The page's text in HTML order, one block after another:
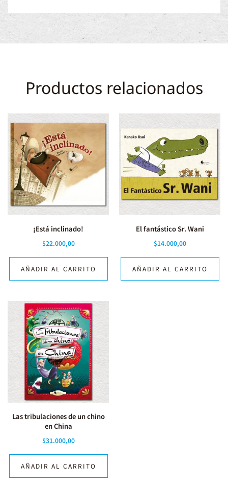
Productos relacionados
¡Está inclinado!
$22.000,00
AÑADIR AL CARRITO
El fantástico Sr. Wani
$14.000,00
AÑADIR AL CARRITO
Las tribulaciones de un chino
en China
$31.000,00
AÑADIR AL CARRITO